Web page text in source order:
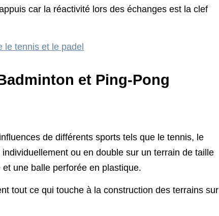
car la réactivité lors des échanges est la clef
le tennis et le padel
et Ping-Pong
de différents sports tels que le tennis, le
ou en double sur un terrain de taille
une balle perforée en plastique.
tout ce qui touche à la construction des terrains sur